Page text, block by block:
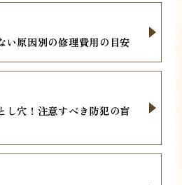
い原因別の修理費用の目安
し穴！注意すべき防犯の盲